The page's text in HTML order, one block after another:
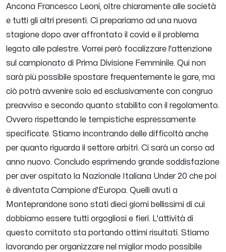
Ancona Francesco Leoni, oltre chiaramente alle società
e tutti gli altri presenti. Ci prepariamo ad una nuova
stagione dopo aver affrontato il covid e il problema
legato alle palestre. Vorrei però focalizzare l'attenzione
sul campionato di Prima Divisione Femminile. Qui non
sarà più possibile spostare frequentemente le gare, ma
ciò potrà avvenire solo ed esclusivamente con congruo
preavviso e secondo quanto stabilito con il regolamento.
Ovvero rispettando le tempistiche espressamente
specificate. Stiamo incontrando delle difficoltà anche
per quanto riguarda il settore arbitri. Ci sarà un corso ad
anno nuovo. Concludo esprimendo grande soddisfazione
per aver ospitato la Nazionale Italiana Under 20 che poi
è diventata Campione d'Europa. Quelli avuti a
Monteprandone sono stati dieci giorni bellissimi di cui
dobbiamo essere tutti orgogliosi e fieri. L'attività di
questo comitato sta portando ottimi risultati. Stiamo
lavorando per organizzare nel miglior modo possibile